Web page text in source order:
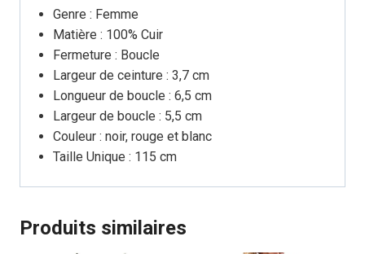
Genre : Femme
Matière : 100% Cuir
Fermeture : Boucle
Largeur de ceinture : 3,7 cm
Longueur de boucle : 6,5 cm
Largeur de boucle : 5,5 cm
Couleur : noir, rouge et blanc
Taille Unique : 115 cm
Produits similaires